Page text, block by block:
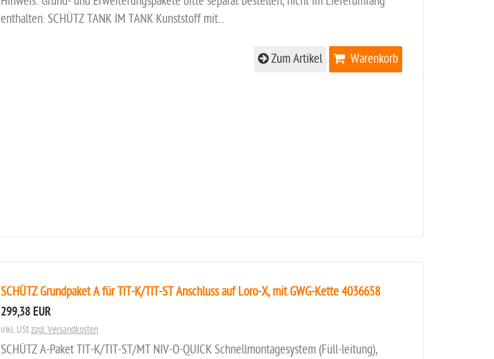
enthalten. SCHÜTZ TANK IM TANK Kunststoff mit...
Warenkorb
Zum Artikel
SCHÜTZ Grundpaket A für TIT-K/TIT-ST Anschluss auf Loro-X, mit GWG-Kette 4036658
299,38 EUR
inkl. UStzzgl. Versandkosten
SCHÜTZ A-Paket TIT-K/TIT-ST/MT NIV-O-QUICK Schnellmontagesystem (Füll-leitung),